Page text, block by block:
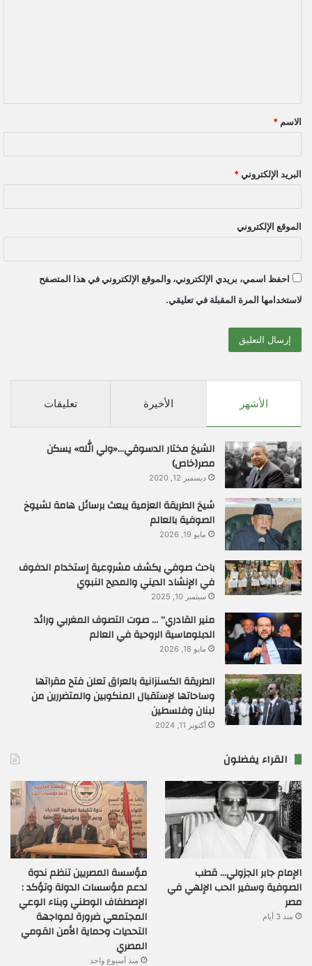
ق
*
الاسم *
البريد الإلكتروني *
الموقع الإلكتروني
احفظ اسمي، بريدي الإلكتروني، والموقع الإلكتروني في هذا المتصفح
لاستخدامها المرة المقبلة في تعليقي.
الأشهر الأخيرة تعليقات
الشيخ مختار الدسوقي…«ولي الله» يسكن
مصر(خاص)
ديسمبر 12, 2020
شيخ الطريقة العزمية يبعث برسائل هامة لشيوخ
الصوفية بالعالم
مايو 19, 2026
باحث صوفي يكشف مشروعية إستخدام الدفوف
في الإنشاد الديني والمديح النبوي
سبتمبر 10, 2025
منير القادري” … صوت التصوف المغربي ورائد
الدبلوماسية الروحية في العالم
مايو 18, 2026
الطريقة الكسنزانية بالعراق تعلن فتح مقراتها
وساحاتها لإستقبال المنكوبين والمتضررين من
لبنان وفلسطين
أكتوبر 11, 2024
القراء يفضلون
الإمام جابر الجزولي… قطب
الصوفية وسفير الحب الإلهي في
مصر
منذ 3 أيام
مؤسسة المصريين تنظم ندوة
لدعم مؤسسات الدولة وتؤكد :
الإصطفاف الوطني وبناء الوعي
المجتمعي ضرورة لمواجهة
التحديات وحماية الأمن القومي
المصري
منذ أسبوع واحد